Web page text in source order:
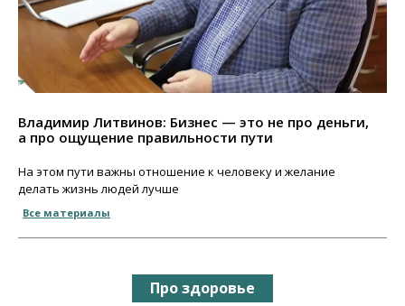
Владимир Литвинов: Бизнес — это не про деньги,
а про ощущение правильности пути
На этом пути важны отношение к человеку и желание
делать жизнь людей лучше
Все материалы
Про здоровье